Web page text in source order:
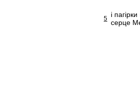
5 і
серце